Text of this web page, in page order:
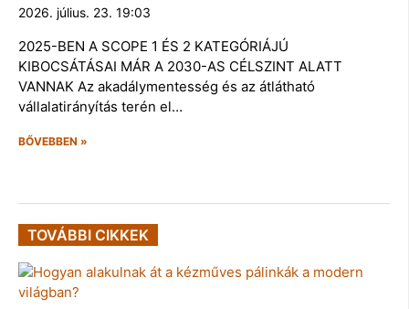
2026. július. 23. 19:03
2025-BEN A SCOPE 1 ÉS 2 KATEGÓRIÁJÚ
KIBOCSÁTÁSAI MÁR A 2030-AS CÉLSZINT ALATT
VANNAK Az akadálymentesség és az átlátható
vállalatirányítás terén el…
BŐVEBBEN »
TOVÁBBI CIKKEK